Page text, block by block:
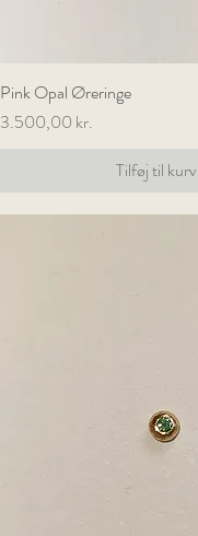
Hurtigvisning
Pink Opal Øreringe
Pris
3.500,00 kr.
Tilføj til kurv